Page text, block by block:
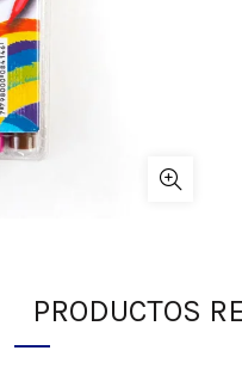
PRODUCTOS